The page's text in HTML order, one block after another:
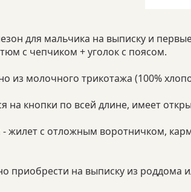
для мальчика на выписку и
с чепчиком + уголок с поясом.
из молочного трикотажа (100%
на кнопки по всей длине, имеет
- жилет с отложным воротничком,
приобрести на выписку из роддома